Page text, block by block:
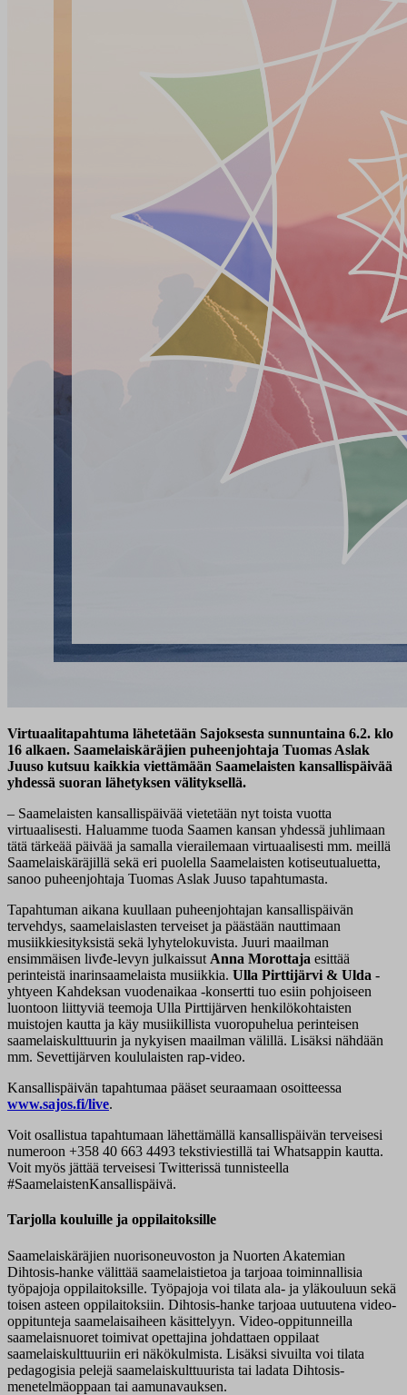
Virtuaalitapahtuma lähetetään Sajoksesta sunnuntaina 6.2. klo
16 alkaen. Saamelaiskäräjien puheenjohtaja Tuomas Aslak
Juuso kutsuu kaikkia viettämään Saamelaisten kansallispäivää
yhdessä suoran lähetyksen välityksellä.
– Saamelaisten kansallispäivää vietetään nyt toista vuotta
virtuaalisesti. Haluamme tuoda Saamen kansan yhdessä juhlimaan
tätä tärkeää päivää ja samalla vierailemaan virtuaalisesti mm. meillä
Saamelaiskäräjillä sekä eri puolella Saamelaisten kotiseutualuetta,
sanoo puheenjohtaja Tuomas Aslak Juuso tapahtumasta.
Tapahtuman aikana kuullaan puheenjohtajan kansallispäivän
tervehdys, saamelaislasten terveiset ja päästään nauttimaan
musiikkiesityksistä sekä lyhytelokuvista. Juuri maailman
ensimmäisen livđe-levyn julkaissut Anna Morottaja esittää
perinteistä inarinsaamelaista musiikkia. Ulla Pirttijärvi & Ulda -
yhtyeen Kahdeksan vuodenaikaa -konsertti tuo esiin pohjoiseen
luontoon liittyviä teemoja Ulla Pirttijärven henkilökohtaisten
muistojen kautta ja käy musiikillista vuoropuhelua perinteisen
saamelaiskulttuurin ja nykyisen maailman välillä. Lisäksi nähdään
mm. Sevettijärven koululaisten rap-video.
Kansallispäivän tapahtumaa pääset seuraamaan osoitteessa
www.sajos.fi/live.
Voit osallistua tapahtumaan lähettämällä kansallispäivän terveisesi
numeroon +358 40 663 4493 tekstiviestillä tai Whatsappin kautta.
Voit myös jättää terveisesi Twitterissä tunnisteella
#SaamelaistenKansallispäivä.
Tarjolla kouluille ja oppilaitoksille
Saamelaiskäräjien nuorisoneuvoston ja Nuorten Akatemian
Dihtosis-hanke välittää saamelaistietoa ja tarjoaa toiminnallisia
työpajoja oppilaitoksille. Työpajoja voi tilata ala- ja yläkouluun sekä
toisen asteen oppilaitoksiin. Dihtosis-hanke tarjoaa uutuutena video-
oppitunteja saamelaisaiheen käsittelyyn. Video-oppitunneilla
saamelaisnuoret toimivat opettajina johdattaen oppilaat
saamelaiskulttuuriin eri näkökulmista. Lisäksi sivuilta voi tilata
pedagogisia pelejä saamelaiskulttuurista tai ladata Dihtosis-
menetelmäoppaan tai aamunavauksen.